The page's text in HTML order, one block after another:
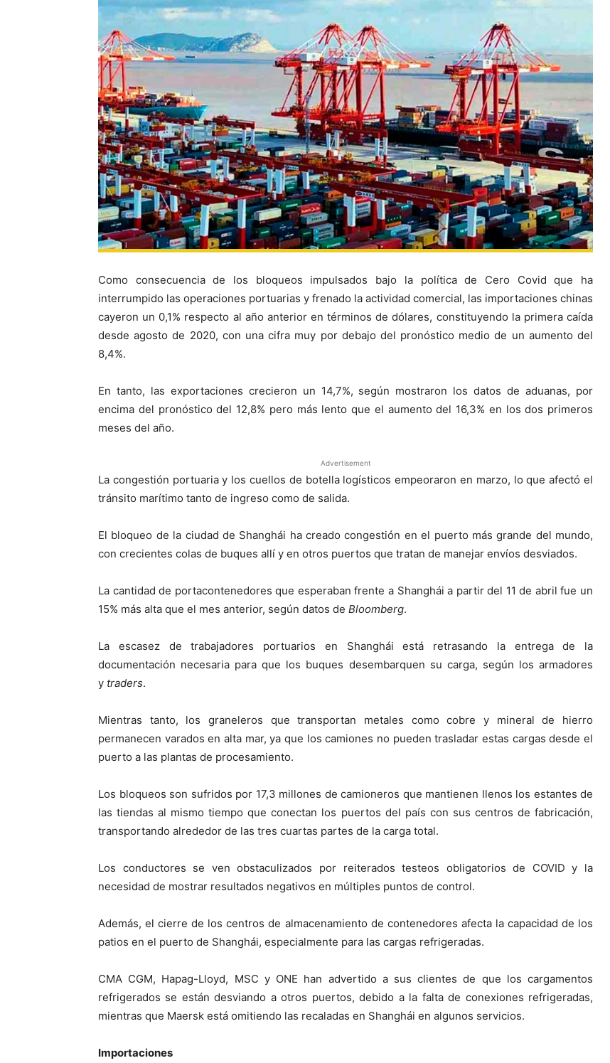
Como consecuencia de los bloqueos impulsados bajo la política de Cero Covid que ha
interrumpido las operaciones portuarias y frenado la actividad comercial, las importaciones chinas
cayeron un 0,1% respecto al año anterior en términos de dólares, constituyendo la primera caída
desde agosto de 2020, con una cifra muy por debajo del pronóstico medio de un aumento del
8,4%.
En tanto, las exportaciones crecieron un 14,7%, según mostraron los datos de aduanas, por
encima del pronóstico del 12,8% pero más lento que el aumento del 16,3% en los dos primeros
meses del año.
Advertisement
La congestión portuaria y los cuellos de botella logísticos empeoraron en marzo, lo que afectó el
tránsito marítimo tanto de ingreso como de salida.
El bloqueo de la ciudad de Shanghái ha creado congestión en el puerto más grande del mundo,
con crecientes colas de buques allí y en otros puertos que tratan de manejar envíos desviados.
La cantidad de portacontenedores que esperaban frente a Shanghái a partir del 11 de abril fue un
15% más alta que el mes anterior, según datos de Bloomberg.
La escasez de trabajadores portuarios en Shanghái está retrasando la entrega de la
documentación necesaria para que los buques desembarquen su carga, según los armadores
y traders.
Mientras tanto, los graneleros que transportan metales como cobre y mineral de hierro
permanecen varados en alta mar, ya que los camiones no pueden trasladar estas cargas desde el
puerto a las plantas de procesamiento.
Los bloqueos son sufridos por 17,3 millones de camioneros que mantienen llenos los estantes de
las tiendas al mismo tiempo que conectan los puertos del país con sus centros de fabricación,
transportando alrededor de las tres cuartas partes de la carga total.
Los conductores se ven obstaculizados por reiterados testeos obligatorios de COVID y la
necesidad de mostrar resultados negativos en múltiples puntos de control.
Además, el cierre de los centros de almacenamiento de contenedores afecta la capacidad de los
patios en el puerto de Shanghái, especialmente para las cargas refrigeradas.
CMA CGM, Hapag-Lloyd, MSC y ONE han advertido a sus clientes de que los cargamentos
refrigerados se están desviando a otros puertos, debido a la falta de conexiones refrigeradas,
mientras que Maersk está omitiendo las recaladas en Shanghái en algunos servicios.
Importaciones